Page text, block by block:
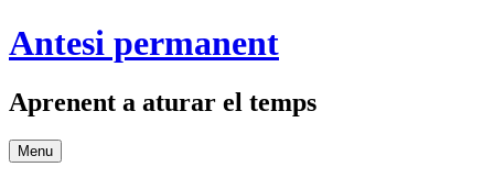
Skip
to
Antesi permanent
Aprenent a aturar el temps
Menu